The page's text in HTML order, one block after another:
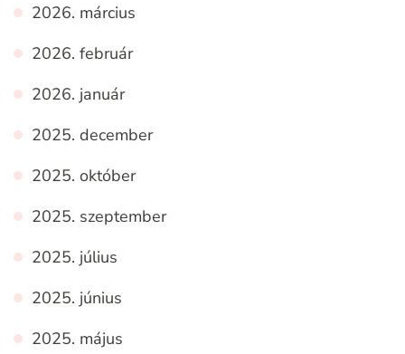
2026. március
2026. február
2026. január
2025. december
2025. október
2025. szeptember
2025. július
2025. június
2025. május